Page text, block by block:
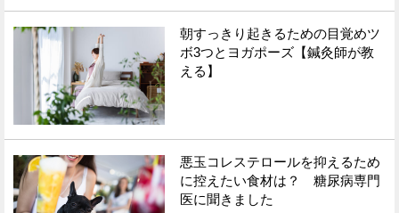
朝すっきり起きるための目覚めツ
ボ3つとヨガポーズ【鍼灸師が教
える】
悪玉コレステロールを抑えるため
に控えたい食材は？ 糖尿病専門
医に聞きました